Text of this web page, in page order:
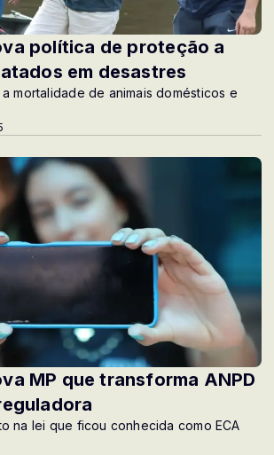
política de proteção a
em desastres
mortalidade de animais domésticos e
MP que transforma ANPD
na lei que ficou conhecida como ECA